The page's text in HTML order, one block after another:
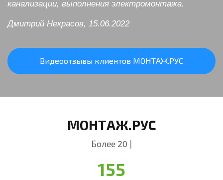
канализации, выполнения электромонтажа.
Дмитрий Некрасов, 15.06.2022
Видеоотзывы клиентов МОНТАЖ.РУС
МОНТАЖ.РУС
Более 20 лет в сфере у
155